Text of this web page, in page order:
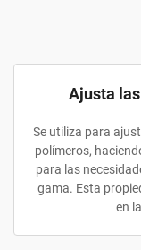
Ajusta
Se utiliza para
polímeros,
para las
gama. Esta
en